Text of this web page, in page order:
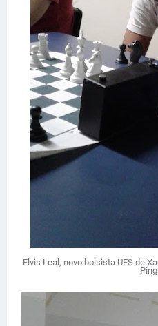
Elvis Leal, novo bolsista UFS de